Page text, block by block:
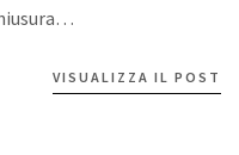
VISUALIZZA IL POST